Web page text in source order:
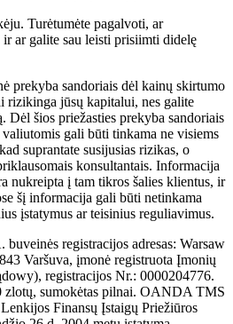
Turėtumėte pagalvoti, ar
ar galite sau leisti prisiimti didelę
prekyba sandoriais dėl kainų skirtumo
jūsų kapitalui, nes galite
Dėl šios priežasties prekyba sandoriais
gali būti tinkama ne visiems
suprantate susijusias rizikas, o
konsultantais. Informacija
nukreipta į tam tikros šalies klientus, ir
šį informacija gali būti netinkama
įstatymus ar teisinius reguliavimus.
registracijos adresas: Warsaw
Varšuva, įmonė registruota Įmonių
registracijos Nr.: 0000204776.
zlotų, sumokėtas pilnai. OANDA TMS
Finansų Įstaigų Priežiūros